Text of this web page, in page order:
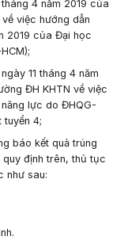
4 năm 2019 của
việc hướng dẫn
2019 của Đại học
11 tháng 4 năm
ĐH KHTN về việc
lực do ĐHQG-
tuyển 4;
báo kết quả trúng
quy định trên, thủ tục
như sau: